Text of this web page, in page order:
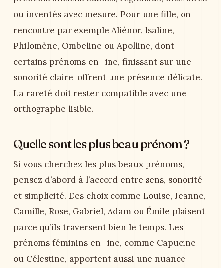
ou inventés avec mesure. Pour une fille, on
rencontre par exemple Aliénor, Isaline,
Philomène, Ombeline ou Apolline, dont
certains prénoms en -ine, finissant sur une
sonorité claire, offrent une présence délicate.
La rareté doit rester compatible avec une
orthographe lisible.
Quelle sont les plus beau prénom ?
Si vous cherchez les plus beaux prénoms,
pensez d’abord à l’accord entre sens, sonorité
et simplicité. Des choix comme Louise, Jeanne,
Camille, Rose, Gabriel, Adam ou Émile plaisent
parce qu’ils traversent bien le temps. Les
prénoms féminins en -ine, comme Capucine
ou Célestine, apportent aussi une nuance